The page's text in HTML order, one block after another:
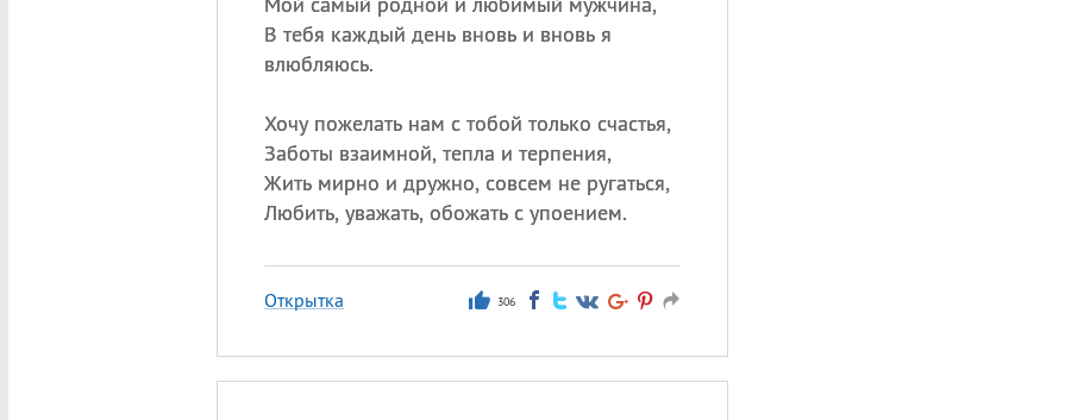
В тебя каждый день вновь и вновь я
влюбляюсь.
Хочу пожелать нам с тобой только счастья,
Заботы взаимной, тепла и терпения,
Жить мирно и дружно, совсем не ругаться,
Любить, уважать, обожать с упоением.
Открытка 306